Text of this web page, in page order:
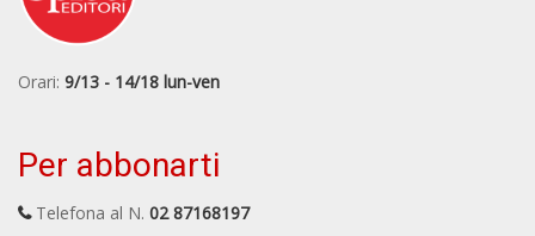
Orari: 9/13 - 14/18 lun-ven
Per abbonarti
Telefona al N. 02 87168197